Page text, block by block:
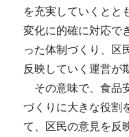
を充実していくとと
変化に的確に対応で
った体制づくり、区
反映していく運営が
その意味で、食品
づくりに大きな役割
て、区民の意見を反